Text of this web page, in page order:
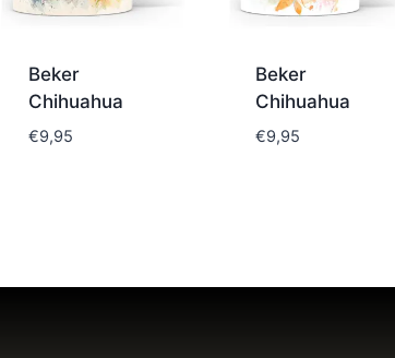
Beker
Chihuahua
€9,95
Beker
Chihuahua
€9,95